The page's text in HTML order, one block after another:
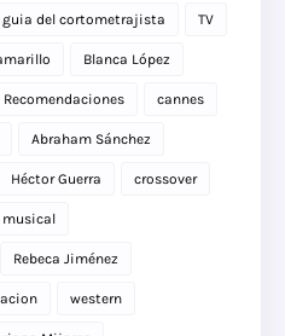
guia del cortometrajista TV
Blanca López
Recomendaciones cannes
Abraham Sánchez
Héctor Guerra crossover
musical
Rebeca Jiménez
western